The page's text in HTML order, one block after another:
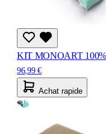
KIT MONOART
96,99 €
Achat rapide